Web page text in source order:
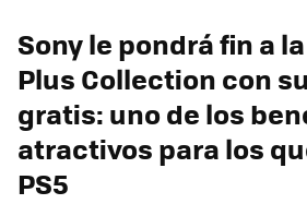
Sony le pondrá fin a
Plus Collection con
gratis: uno de los
atractivos para los
PS5